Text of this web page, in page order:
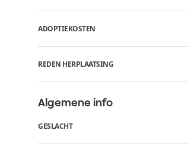
ADOPTIEKOSTEN
REDEN HERPLAATSING
Algemene info
GESLACHT